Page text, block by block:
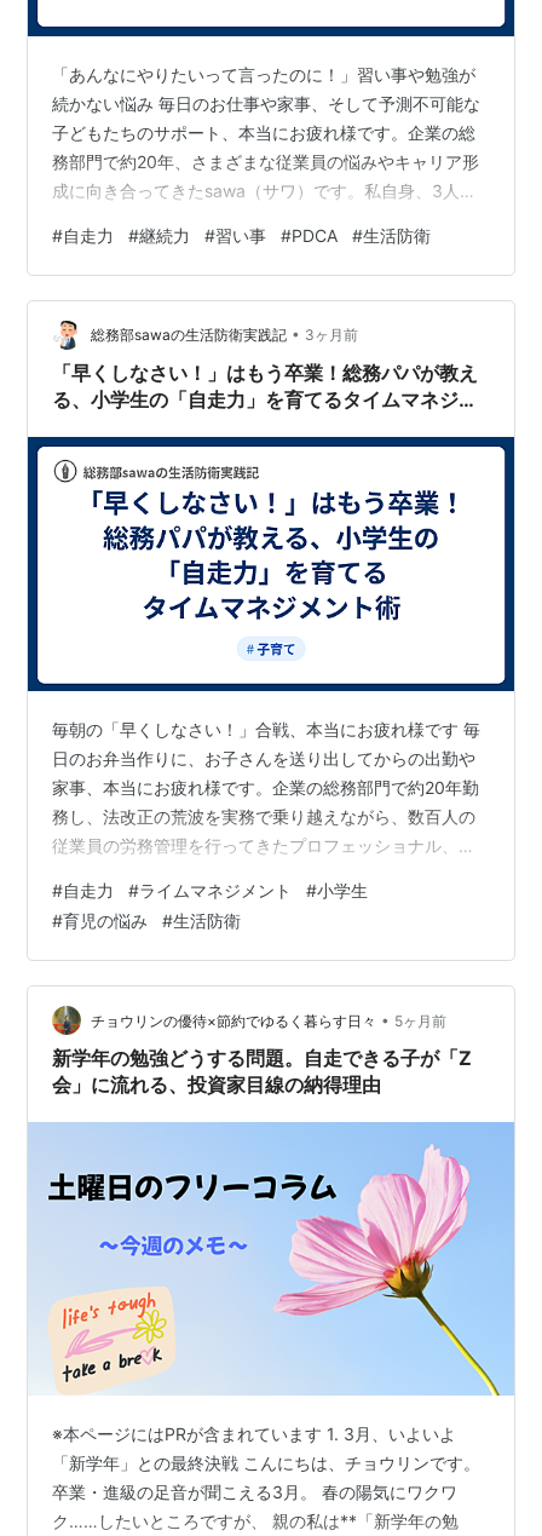
「あんなにやりたいって言ったのに！」習い事や勉強が
続かない悩み 毎日のお仕事や家事、そして予測不可能な
子どもたちのサポート、本当にお疲れ様です。企業の総
務部門で約20年、さまざまな従業員の悩みやキャリア形
成に向き合ってきたsawa（サワ）です。私自身、3人の
計を管理し、教育資金のやりくりに頭を悩ませる日々を
送っています。 子育て中の親御さんからよく聞く、そし
て我が家でも幾度となく直面した「あるある」の悩みが
これです。「あんなに自分からやりたいと言って始めた
習い事なのに、数ヶ月でもう『辞めたい』と言い出す」
という問題。高い月謝を払い、指定のユ…
#自走力 #継続力 #習い事 #PDCA #生活防衛
総務部sawaの生活防衛実践記 • 3ヶ月前
「早くしなさい！」はもう卒業！総務パパが教え
る、小学生の「自走力」を育てるタイムマネジメ
毎朝の「早くしなさい！」合戦、本当にお疲れ様です 毎
日のお弁当作りに、お子さんを送り出してからの出勤や
家事、本当にお疲れ様です。企業の総務部門で約20年勤
務し、法改正の荒波を実務で乗り越えながら、数百人の
従業員の労務管理を行ってきたプロフェッショナル、
女12歳、次女6歳、長男4歳）の5人家族で、1円単位で家
計簿をつけています。 小学生のお子さんを持つ親御さん
なら、誰もが一度は経験する朝の風景がありますよね。
「早く起きなさい！」「着替えは終わったの？」「いつ
までテレビ見てるの、早くしなさい！」という声かけ。
毎朝、時計と睨めっこしながら声を張り…
#自走力 #ライムマネジメント #小学生
#育児の悩み #生活防衛
チョウリンの優待×節約でゆるく暮らす日々 • 5ヶ月前
​新学年の勉強どうする問題。自走できる子が「Z
会」に流れる、投資家目線の納得理由
※本ページにはPRが含まれています 1. 3月、いよいよ
「新学年」との最終決戦 こんにちは、チョウリンです。
卒業・進級の足音が聞こえる3月。 春の陽気にワクワ
ク……したいところですが、 親の私は**「新学年の勉